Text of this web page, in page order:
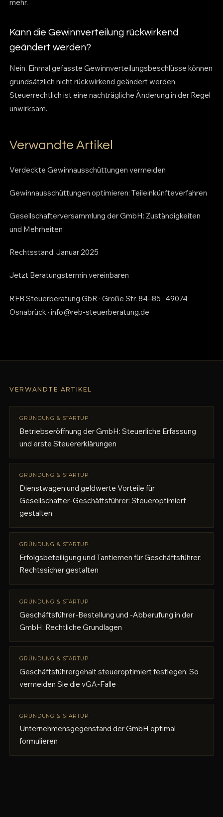
mehr.
Kann die Gewinnverteilung rückwirkend
geändert werden?
Nein. Einmal gefasste Gewinnverteilungsbeschlüsse können
grundsätzlich nicht rückwirkend geändert werden.
Steuerrechtlich ist eine nachträgliche Änderung in der Regel
unwirksam.
Verwandte Artikel
Verdeckte Gewinnausschüttungen vermeiden
Gewinnausschüttungen optimieren: Teileinkünfteverfahren
Gesellschafterversammlung der GmbH: Zuständigkeiten
und Mehrheiten
Rechtsstand: Januar 2025
Jetzt Beratungstermin vereinbaren
REB Steuerberatung GbR · Große Str. 84–85 · 49074
Osnabrück · info@reb-steuerberatung.de
VERWANDTE ARTIKEL
GRÜNDUNG & STARTUP
Betriebseröffnung der GmbH: Steuerliche Erfassung
und erste Steuererklärungen
GRÜNDUNG & STARTUP
Dienstwagen und geldwerte Vorteile für
Gesellschafter-Geschäftsführer: Steueroptimiert
gestalten
GRÜNDUNG & STARTUP
Erfolgsbeteiligung und Tantiemen für Geschäftsführer:
Rechtssicher gestalten
GRÜNDUNG & STARTUP
Geschäftsführer-Bestellung und -Abberufung in der
GmbH: Rechtliche Grundlagen
GRÜNDUNG & STARTUP
Geschäftsführergehalt steueroptimiert festlegen: So
vermeiden Sie die vGA-Falle
GRÜNDUNG & STARTUP
Unternehmensgegenstand der GmbH optimal
formulieren